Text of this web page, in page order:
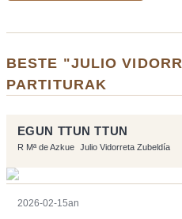
BESTE "JULIO
PARTITURAK
EGUN TTUN TTUN
R Mª de Azkue Julio Vidorreta Zubeldía
2026-02-15an